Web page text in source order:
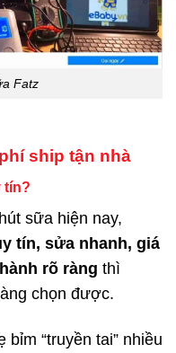
Fatz
ship tận nhà
tín?
sữa hiện nay,
tín, sửa nhanh, giá
rõ ràng thì
chọn được.
“truyền tai” nhiều